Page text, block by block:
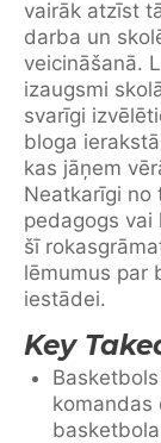
vairāk atzīst
darba un
veicināšanā.
izaugsmi
svarīgi
bloga
kas jāņem
Neatkarīgi no
pedagogs vai
šī
lēmumus par
iestādei.
Key